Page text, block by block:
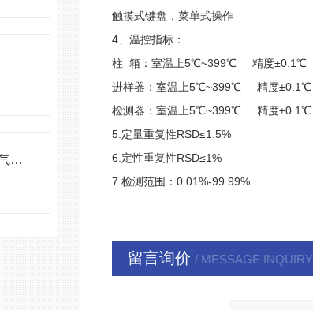
国产气相色谱仪厂家生产加工气相色谱仪过程
触摸式键盘，菜单式操作
4 、温控指标：
柱 箱：室温上5℃~399℃精度±0.1℃
进样器：室温上5℃~399℃精度±0.1℃
检测器：室温上5℃~399℃精度±0.1℃
5. 定量重复性RSD≤1.5%
6. 定性重复性RSD≤1%
7.检测范围：0.01%-99.99%
留言询价 / MESSAGE INQUIRY